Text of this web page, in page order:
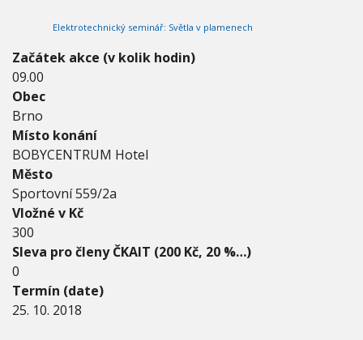
E
8
-
2
5
.
1
0
.
2
0
1
8
Elektrotechnický seminář: Světla v plamenech
Začátek akce (v kolik hodin)
09.00
Obec
Brno
Místo konání
BOBYCENTRUM Hotel
Město
Sportovní 559/2a
Vložné v Kč
300
Sleva pro členy ČKAIT (200 Kč, 20 %…)
0
Termín (date)
25. 10. 2018